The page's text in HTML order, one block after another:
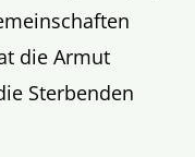
die Armut
Sterbenden